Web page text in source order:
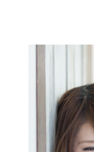
CONCEPT
PRODUCT